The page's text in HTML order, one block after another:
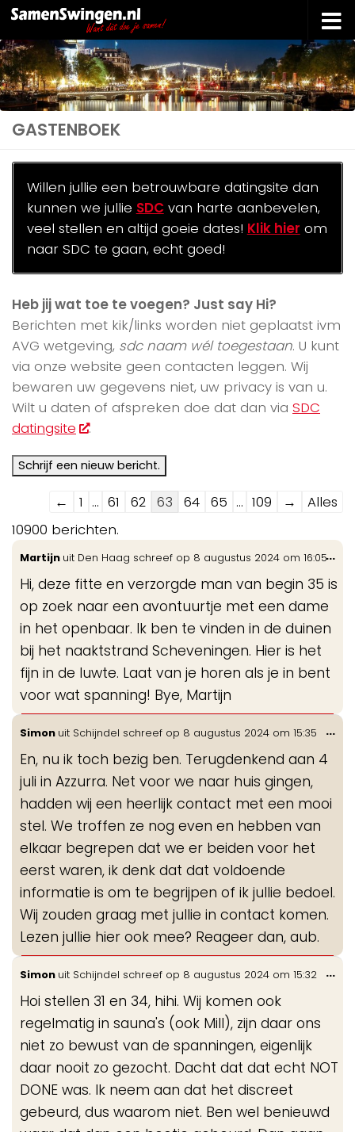
Doorgaan naar inhoud
GASTENBOEK
Willen jullie een betrouwbare datingsite dan
kunnen we jullie SDCvan harte aanbevelen,
veel stellen en altijd goeie dates! Klik hier om
naar SDC te gaan, echt goed!
Heb jij wat toe te voegen? Just say Hi?
Berichten met kik/links worden niet geplaatst ivm
AVG wetgeving, sdc naam wél toegestaan. U kunt
via onze website geen contacten leggen. Wij
bewaren uw gegevens niet, uw privacy is van u.
Wilt u daten of afspreken doe dat dan via SDC
datingsite
.
Navigatie
door
de
gastenboek-
lijst
← 1 ... 61 62 63 64 65 ... 109 →
Alles
10900 berichten.
Martijn uit Den Haag schreef op 8 augustus 2024 om 16:05
Hi, deze fitte en verzorgde man van begin 35 is
op zoek naar een avontuurtje met een dame
in het openbaar. Ik ben te vinden in de duinen
bij het naaktstrand Scheveningen. Hier is het
fijn in de luwte. Laat van je horen als je in bent
voor wat spanning! Bye, Martijn
...
Simon uit Schijndel schreef op 8 augustus 2024 om 15:35
En, nu ik toch bezig ben. Terugdenkend aan 4
juli in Azzurra. Net voor we naar huis gingen,
hadden wij een heerlijk contact met een mooi
stel. We troffen ze nog even en hebben van
elkaar begrepen dat we er beiden voor het
eerst waren, ik denk dat dat voldoende
informatie is om te begrijpen of ik jullie bedoel.
Wij zouden graag met jullie in contact komen.
Lezen jullie hier ook mee? Reageer dan, aub.
...
Simon uit Schijndel schreef op 8 augustus 2024 om 15:32
Hoi stellen 31 en 34, hihi. Wij komen ook
regelmatig in sauna's (ook Mill), zijn daar ons
niet zo bewust van de spanningen, eigenlijk
daar nooit zo gezocht. Dacht dat dat echt NOT
DONE was. Ik neem aan dat het discreet
gebeurd, dus waarom niet. Ben wel benieuwd
...